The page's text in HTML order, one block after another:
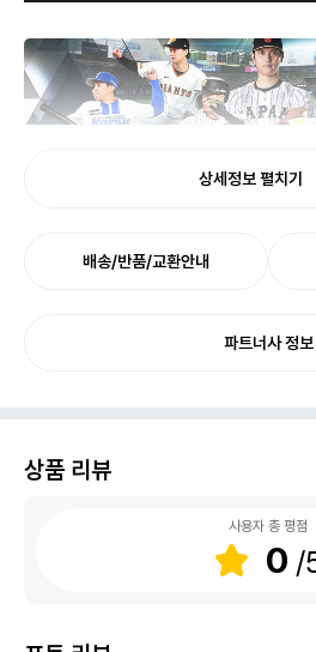
프로야구 스피리츠 2026
상세정보 펼치기
배송/반품/교환안내
파트너사 정보
상품 리뷰
사용자 총 평점
0